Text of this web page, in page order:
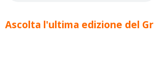
Ascolta l'ultima edizione del Gr